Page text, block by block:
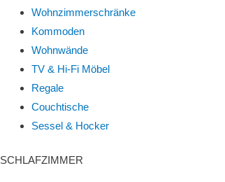
Wohnzimmerschränke
Kommoden
Wohnwände
TV & Hi-Fi Möbel
Regale
Couchtische
Sessel & Hocker
SCHLAFZIMMER